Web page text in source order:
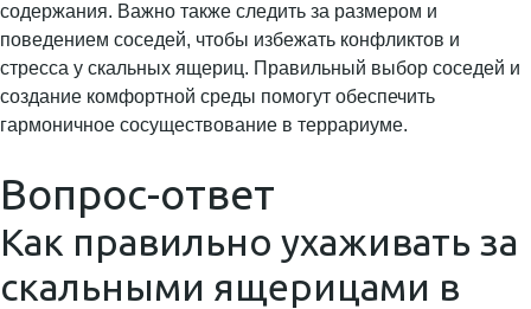
содержания. Важно также следить за размером и
поведением соседей, чтобы избежать конфликтов и
стресса у скальных ящериц. Правильный выбор соседей и
создание комфортной среды помогут обеспечить
гармоничное сосуществование в террариуме.
Вопрос-ответ
Как правильно ухаживать за
скальными ящерицами в